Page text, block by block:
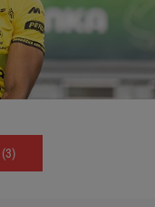
(3)